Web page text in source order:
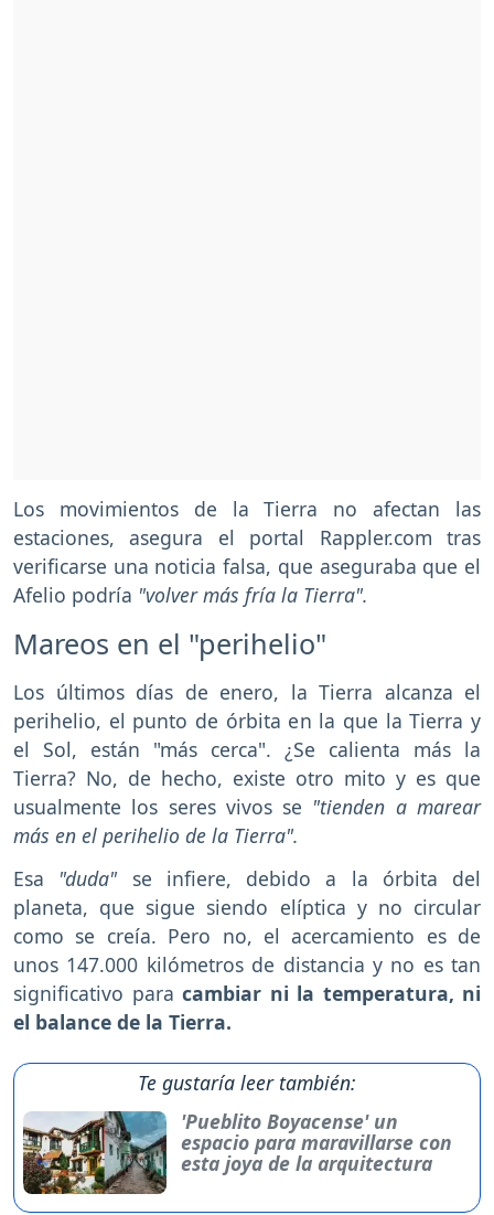
Los movimientos de la Tierra no afectan las
estaciones, asegura el portal Rappler.com tras
verificarse una noticia falsa, que aseguraba que el
Afelio podría "volver más fría la Tierra".
Mareos en el "perihelio"
Los últimos días de enero, la Tierra alcanza el
perihelio, el punto de órbita en la que la Tierra y
el Sol, están "más cerca". ¿Se calienta más la
Tierra? No, de hecho, existe otro mito y es que
usualmente los seres vivos se "tienden a marear
más en el perihelio de la Tierra".
Esa "duda" se infiere, debido a la órbita del
planeta, que sigue siendo elíptica y no circular
como se creía. Pero no, el acercamiento es de
unos 147.000 kilómetros de distancia y no es tan
significativo para cambiar ni la temperatura, ni
el balance de la Tierra.
Te gustaría leer también:
'Pueblito Boyacense' un
espacio para maravillarse con
esta joya de la arquitectura